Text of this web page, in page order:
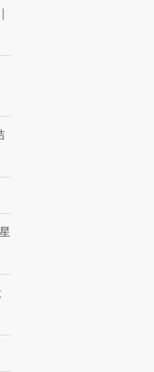
滨遭遇短时极端强降
小时累计雨量超80毫
大增长引擎是什么？